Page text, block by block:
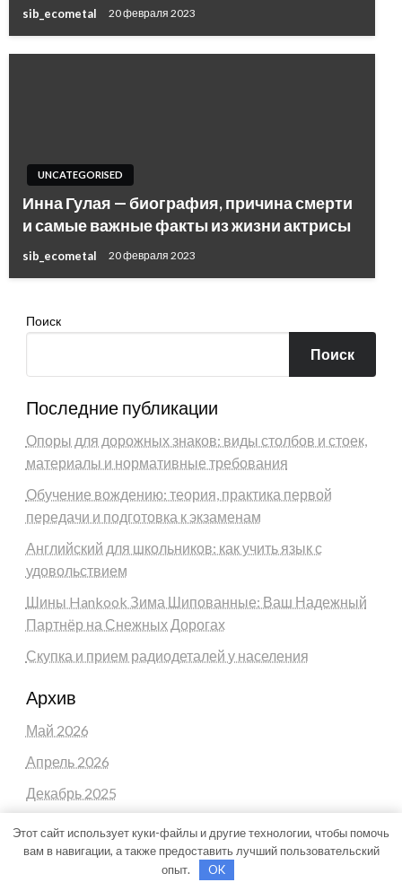
sib_ecometal 20 февраля 2023
UNCATEGORISED
Инна Гулая — биография, причина смерти
и самые важные факты из жизни актрисы
sib_ecometal 20 февраля 2023
Поиск
Поиск
Последние публикации
Опоры для дорожных знаков: виды столбов и стоек,
материалы и нормативные требования
Обучение вождению: теория, практика первой
передачи и подготовка к экзаменам
Английский для школьников: как учить язык с
удовольствием
Шины Hankook Зима Шипованные: Ваш Надежный
Партнёр на Снежных Дорогах
Скупка и прием радиодеталей у населения
Архив
Май 2026
Апрель 2026
Декабрь 2025
Октябрь 2025
Август 2025
Этот сайт использует куки-файлы и другие технологии, чтобы помочь
вам в навигации, а также предоставить лучший пользовательский
опыт.
OK